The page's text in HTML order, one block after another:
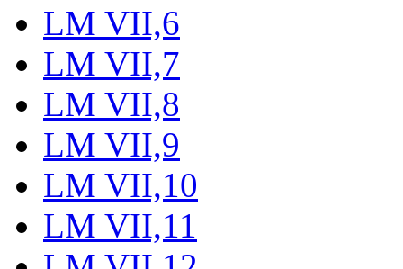
LM VII,6
LM VII,7
LM VII,8
LM VII,9
LM VII,10
LM VII,11